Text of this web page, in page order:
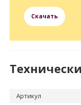
Скачать
Артикул